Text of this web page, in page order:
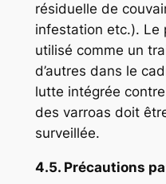
résiduelle de
infestation etc.). Le
utilisé comme un
d’autres dans le
lutte intégrée
des varroas doit
surveillée.
4.5. Précautions